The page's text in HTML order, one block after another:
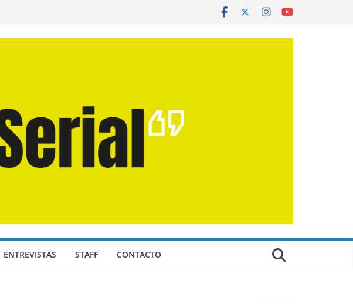
ENTREVISTAS STAFF CONTACTO